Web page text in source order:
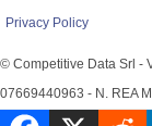
Privacy Policy
© Competitive Data Srl -
07669440963 - N. REA